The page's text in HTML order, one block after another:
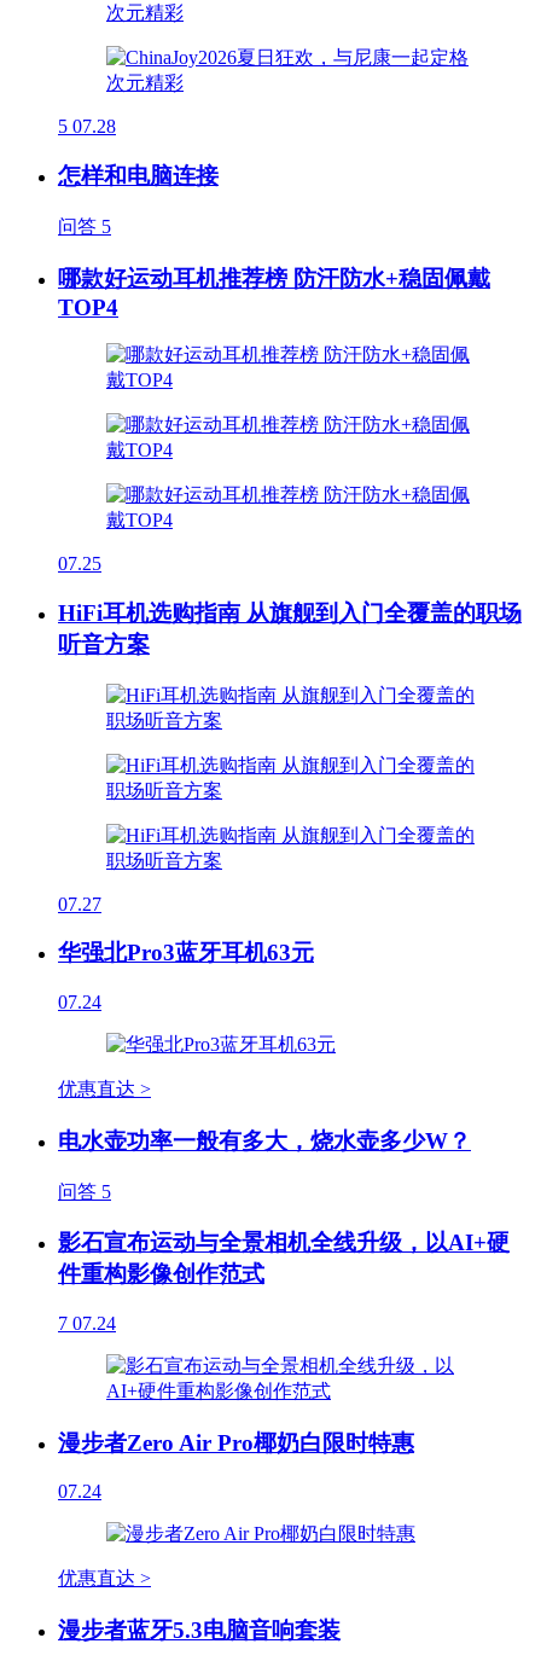
5 07.28
怎样和电脑连接
问答 5
哪款好运动耳机推荐榜 防汗防水+稳固佩戴
TOP4
07.25
HiFi耳机选购指南 从旗舰到入门全覆盖的职场
听音方案
07.27
华强北Pro3蓝牙耳机63元
07.24
优惠直达 >
电水壶功率一般有多大，烧水壶多少W？
问答 5
影石宣布运动与全景相机全线升级，以AI+硬
件重构影像创作范式
7 07.24
漫步者Zero Air Pro椰奶白限时特惠
07.24
优惠直达 >
漫步者蓝牙5.3电脑音响套装